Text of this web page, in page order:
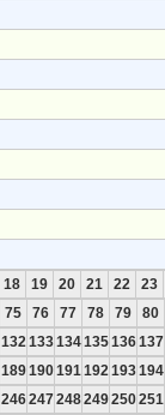
18 19 20 21 22 23
75 76 77 78 79 80
132 133134135136137
189190191 192 193194
246247248249250251